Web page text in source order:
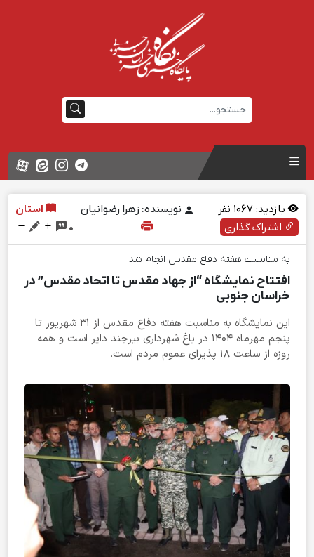
بازدید: نفر نویسنده: زهرا رضوانیان
استان
اشتراک گذاری
0
به مناسبت هفته دفاع مقدس انجام شد:
افتتاح نمایشگاه “از جهاد مقدس تا اتحاد مقدس” در
خراسان جنوبی
این نمایشگاه به مناسبت هفته دفاع مقدس از ۳۱ شهریور تا
پنجم مهرماه ۱۴۰۴ در باغ شهرداری بیرجند دایر است و همه
روزه از ساعت ۱۸ پذیرای عموم مردم است.